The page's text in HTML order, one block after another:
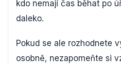
kdo nemají čas běhat po
daleko.
Pokud se ale rozhodnete
osobně, nezapomeňte si